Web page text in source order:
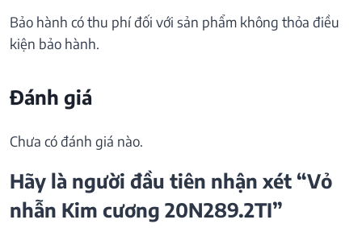
Bảo hành có thu phí đối với sản phẩm không thỏa điều
kiện bảo hành.
Đánh giá
Chưa có đánh giá nào.
Hãy là người đầu tiên nhận xét “Vỏ
nhẫn Kim cương 20N289.2TI”